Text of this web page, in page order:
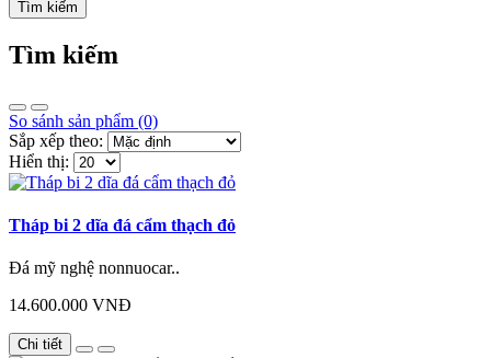
Tìm kiếm
So sánh sản phẩm (0)
Sắp xếp theo:
Hiển thị:
Tháp bi 2 dĩa đá cẩm thạch đỏ
Đá mỹ nghệ nonnuocar..
14.600.000 VNĐ
Chi tiết